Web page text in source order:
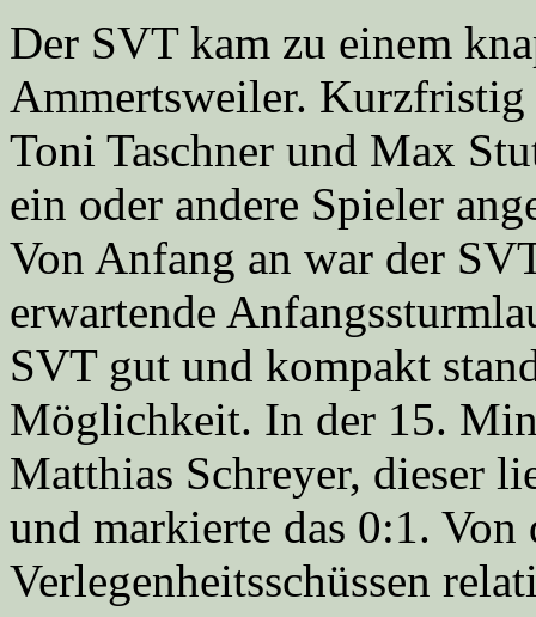
Der SVT kam zu einem
Ammertsweiler. Kurzfristig
Toni Taschner und Max
ein oder andere Spieler
Von Anfang an war der
erwartende
SVT gut und kompakt
Möglichkeit. In der 15.
Matthias Schreyer, dieser
und markierte das 0:1.
Verlegenheitsschüssen